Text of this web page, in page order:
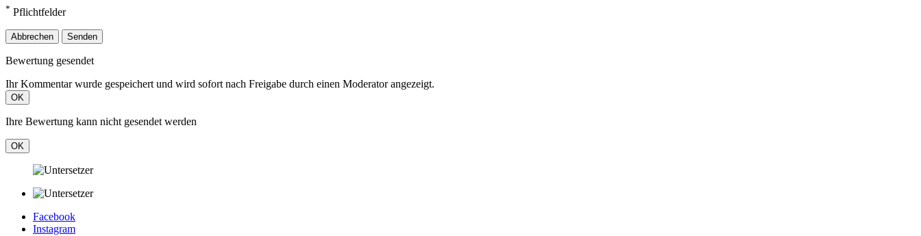
* Pflichtfelder
Abbrechen Senden
Bewertung gesendet
Ihr Kommentar wurde gespeichert und wird sofort nach Freigabe durch einen Moderator angezeigt.
OK
Ihre Bewertung kann nicht gesendet werden
OK
Facebook
Instagram